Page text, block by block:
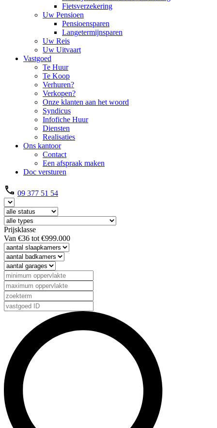
Fietsverzekering
Uw Pensioen
Pensioensparen
Langetermijnsparen
Uw Reis
Uw Uitvaart
Vastgoed
Te Huur
Te Koop
Verhuren?
Verkopen?
Onze klanten aan het woord
Syndicus
Infofiche Huur
Diensten
Realisaties
Ons kantoor
Contact
Een afspraak maken
Doc versturen
09 377 51 54
Prijsklasse
Van €36 tot €999.000